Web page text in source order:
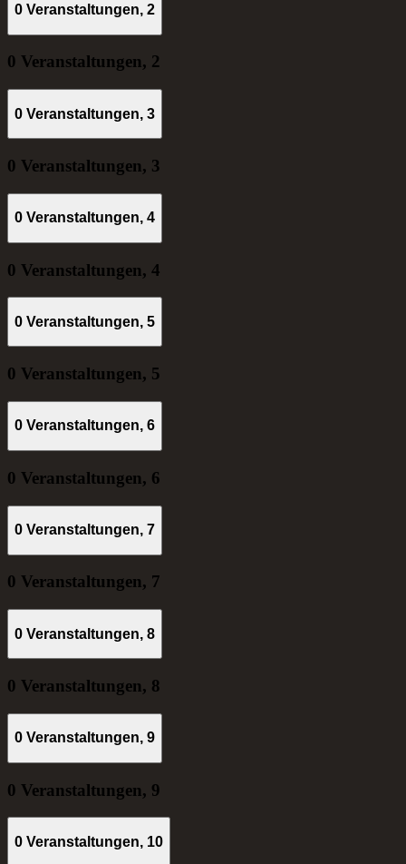
0 Veranstaltungen, 2
0 Veranstaltungen, 2
0 Veranstaltungen, 3
0 Veranstaltungen, 3
0 Veranstaltungen, 4
0 Veranstaltungen, 4
0 Veranstaltungen, 5
0 Veranstaltungen, 5
0 Veranstaltungen, 6
0 Veranstaltungen, 6
0 Veranstaltungen, 7
0 Veranstaltungen, 7
0 Veranstaltungen, 8
0 Veranstaltungen, 8
0 Veranstaltungen, 9
0 Veranstaltungen, 9
0 Veranstaltungen, 10